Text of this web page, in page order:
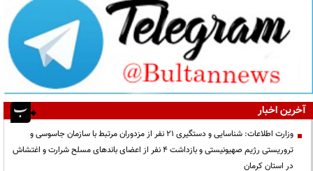
آخرین اخبار
وزارت اطلاعات: شناسایی و دستگیری ۲۱ نفر از مزدوران مرتبط با سازمان جاسوسی و
تروریستی رژیم صهیونیستی و بازداشت ۴ نفر از اعضای باندهای مسلح شرارت و اغتشاش
در استان کرمان